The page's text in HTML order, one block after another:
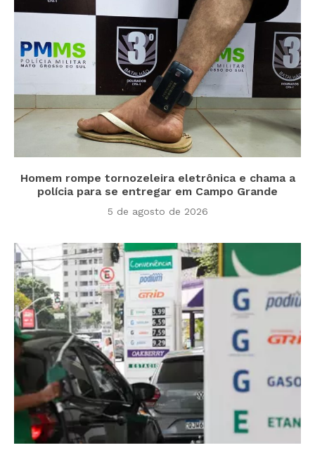
Homem rompe tornozeleira eletrônica e chama a
polícia para se entregar em Campo Grande
5 de agosto de 2026